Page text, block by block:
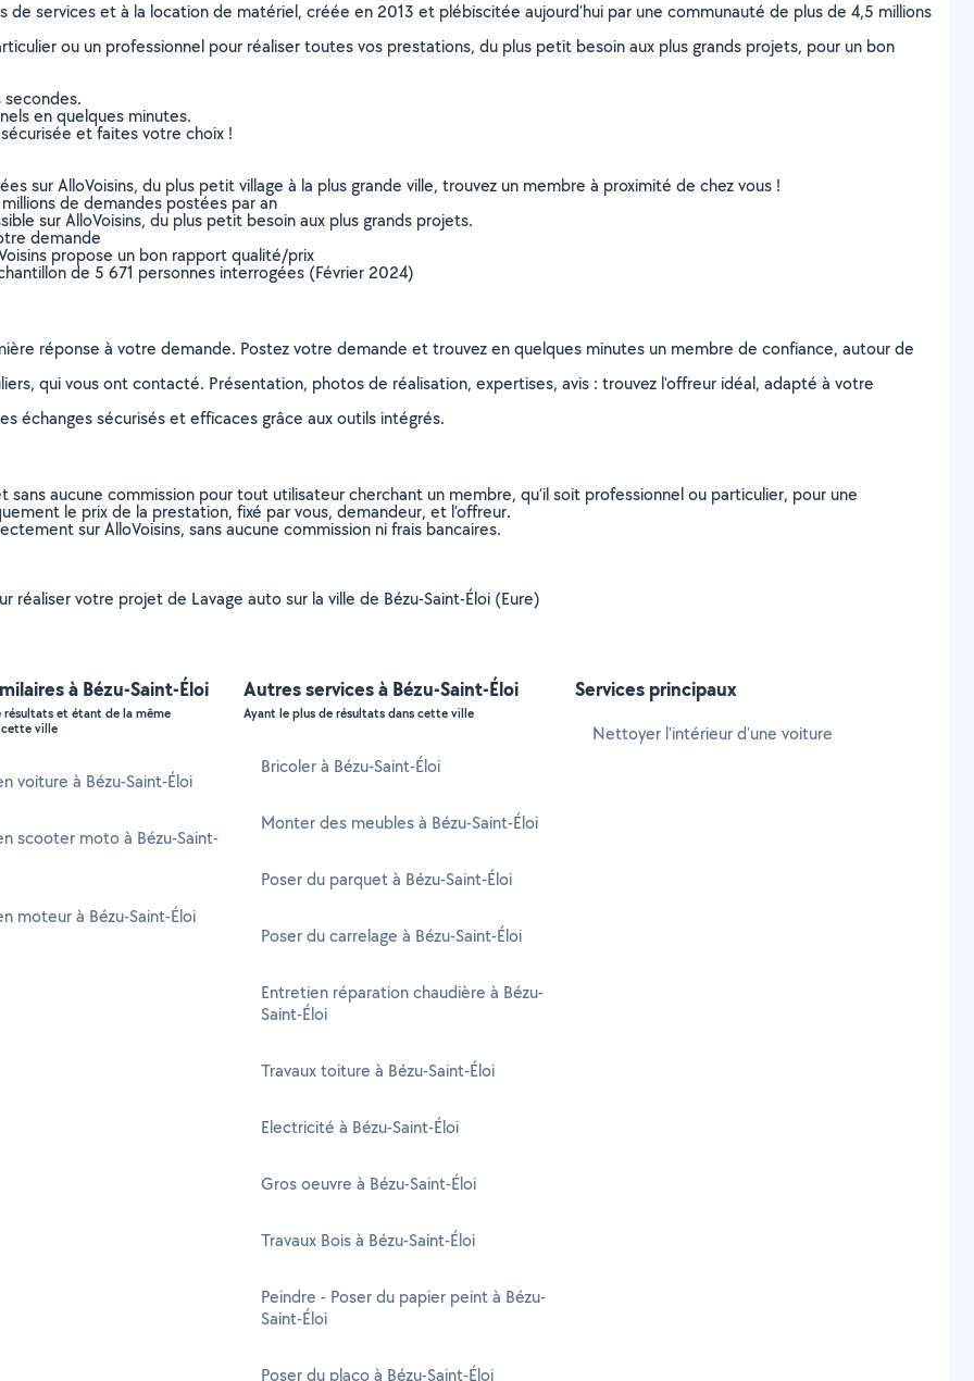
de services et à la location de matériel, créée en 2013 et plébiscitée aujourd’hui par une communauté de plus de 4,5 millions
ou un professionnel pour réaliser toutes vos prestations, du plus petit besoin aux plus grands projets, pour un bon
secondes.
en quelques minutes.
et faites votre choix !
sur AlloVoisins, du plus petit village à la plus grande ville, trouvez un membre à proximité de chez vous !
de demandes postées par an
sur AlloVoisins, du plus petit besoin aux plus grands projets.
demande
propose un bon rapport qualité/prix
de 5 671 personnes interrogées (Février 2024)
réponse à votre demande. Postez votre demande et trouvez en quelques minutes un membre de confiance, autour de
qui vous ont contacté. Présentation, photos de réalisation, expertises, avis : trouvez l'offreur idéal, adapté à votre
échanges sécurisés et efficaces grâce aux outils intégrés.
aucune commission pour tout utilisateur cherchant un membre, qu’il soit professionnel ou particulier, pour une
le prix de la prestation, fixé par vous, demandeur, et l’offreur.
sur AlloVoisins, sans aucune commission ni frais bancaires.
votre projet de Lavage auto sur la ville de Bézu-Saint-Éloi (Eure)
à Bézu-Saint-Éloi
résultats et étant de la même
ville
voiture à Bézu-Saint-Éloi
scooter moto à Bézu-Saint-
moteur à Bézu-Saint-Éloi
Autres services à Bézu-Saint-Éloi
Ayant le plus de résultats dans cette ville
Bricoler à Bézu-Saint-Éloi
Monter des meubles à Bézu-Saint-Éloi
Poser du parquet à Bézu-Saint-Éloi
Poser du carrelage à Bézu-Saint-Éloi
Entretien réparation chaudière à Bézu-
Saint-Éloi
Travaux toiture à Bézu-Saint-Éloi
Electricité à Bézu-Saint-Éloi
Gros oeuvre à Bézu-Saint-Éloi
Travaux Bois à Bézu-Saint-Éloi
Peindre - Poser du papier peint à Bézu-
Saint-Éloi
Poser du placo à Bézu-Saint-Éloi
Services principaux
Nettoyer l'intérieur d'une voiture